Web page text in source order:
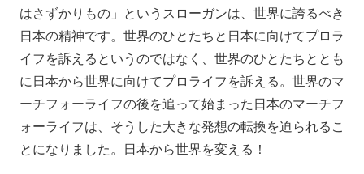
はさずかりもの」というスローガンは、世界に誇るべき
日本の精神です。世界のひとたちと日本に向けてプロラ
イフを訴えるというのではなく、世界のひとたちととも
に日本から世界に向けてプロライフを訴える。世界のマ
ーチフォーライフの後を追って始まった日本のマーチフ
ォーライフは、そうした大きな発想の転換を迫られるこ
とになりました。日本から世界を変える！